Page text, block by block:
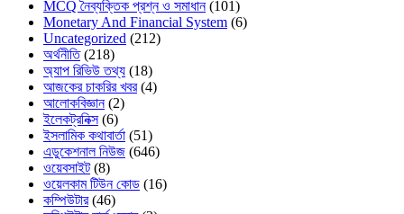
MCQ নৈব্যক্তিক প্রশ্ন ও সমাধান(101)
Monetary And Financial System (6)
Uncategorized (212)
অর্থনীতি(218)
অ্যাপ রিভিউ তথ্য (18)
আজকের চাকরির খবর(4)
আলোকবিজ্ঞান(2)
ইলেকট্রনিক্স(6)
ইসলামিক কথাবার্তা (51)
এডুকেশনাল নিউজ (646)
ওয়েবসাইট(8)
ওয়েলকাম টিউন কোড (16)
কম্পিউটার(46)